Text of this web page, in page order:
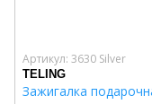
Артикул: 3630 Silver
TELING
Зажигалка